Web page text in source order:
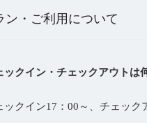
ン・ご利用について
ックイン・チェックアウトは
ックイン17：00～、チェック